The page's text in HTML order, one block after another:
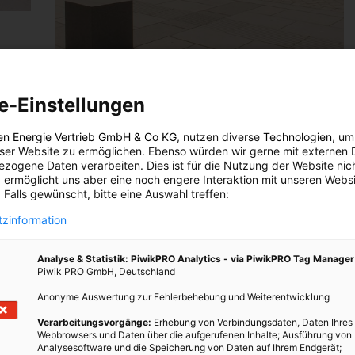
gut
ENERGIEPOLITIK
Klimanotstand in Österreich ausgerufen
27. NOVEMBER 2019 VONENERGIELEBEN REDAKTION
Nachdem schon einzelne Gemeinden in Österreich den
eine entsprechende Deklaration auf nationaler Ebene.
BEITRAG ANSEHEN
TEILEN
Einstellungen
Energie Vertrieb GmbH & Co KG, nutzen diverse Technologien,
Website zu ermöglichen. Ebenso würden wir gerne mit externen
Daten verarbeiten. Dies ist für die Nutzung der Website
ermöglicht uns aber eine noch engere Interaktion mit unseren
Falls gewünscht, bitte eine Auswahl treffen:
Analyse & Statistik: PiwikPRO Analytics - via PiwikPRO Tag Manager
Piwik PRO GmbH, Deutschland
Anonyme Auswertung zur Fehlerbehebung und Weiterentwicklung
Verarbeitungsvorgänge: Erhebung von Verbindungsdaten, Daten Ihres
Webbrowsers und Daten über die aufgerufenen Inhalte; Ausführung von
Analysesoftware und die Speicherung von Daten auf Ihrem Endgerät;